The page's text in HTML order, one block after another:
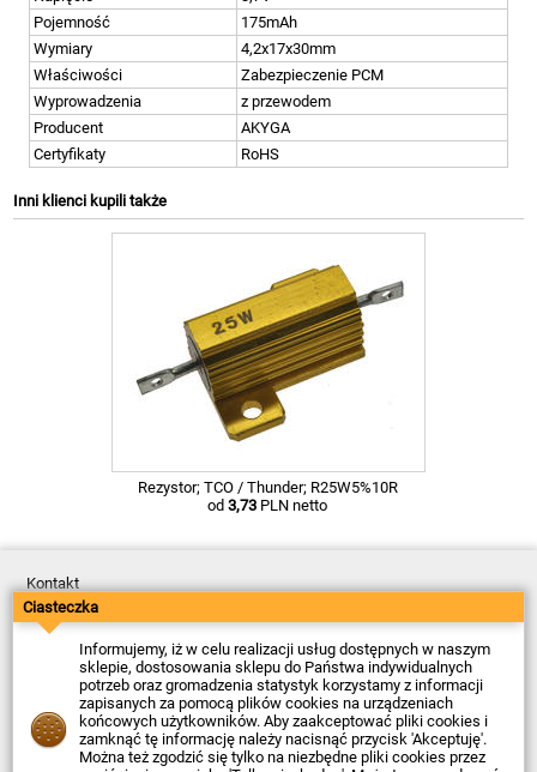
Pojemność
175mAh
Wymiary
4,2x17x30mm
Właściwości
Zabezpieczenie PCM
Wyprowadzenia
z przewodem
Producent
AKYGA
Certyfikaty
RoHS
Inni klienci kupili także
Rezystor; TCO / Thunder; R25W5%10R
od 3,73 PLN netto
Kontakt
Dostawa
Płatność
Zwroty
Reklamacje
Regulamin
Polityka Prywatności
O Firmie
Data ostatniej aktualizacji: 2026-08-07
© Firma Piekarz Sp. z o.o. 2000-2026
Ciasteczka
Informujemy, iż w celu realizacji usług dostępnych w naszym
sklepie, dostosowania sklepu do Państwa indywidualnych
potrzeb oraz gromadzenia statystyk korzystamy z informacji
zapisanych za pomocą plików cookies na urządzeniach
końcowych użytkowników. Aby zaakceptować pliki cookies i
zamknąć tę informację należy nacisnąć przycisk 'Akceptuję'.
Można też zgodzić się tylko na niezbędne pliki cookies przez